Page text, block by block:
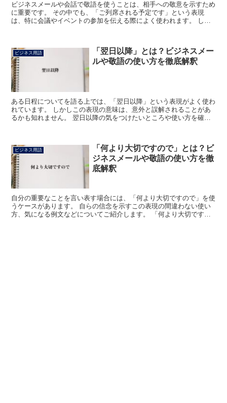
ビジネスメールや会話で敬語を使うことは、相手への敬意を示すため
に重要です。 その中でも、「ご列席される予定です」という表現
は、特に会議やイベントの参加を伝える際によく使われます。 しか
ビジネス用語
「翌日以降」とは？ビジネスメー
ルや敬語の使い方を徹底解釈
ある日程についてを語る上では、「翌日以降」という表現がよく使わ
れています。 しかしこの表現の意味は、意外と誤解されることがあ
るかも知れません。 翌日以降の気をつけたいところや使い方を確か
ビジネス用語
「何より大切ですので」とは？ビ
ジネスメールや敬語の使い方を徹
底解釈
自分の重要なことを言い表す場合には、「何より大切ですので」を使
うケースがあります。 自らの信念を示すこの表現の間違わない使い
方、気になる例文などについてご紹介します。 「何より大切ですの